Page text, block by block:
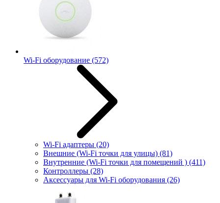
Wi-Fi оборудование (572)
Wi-Fi адаптеры (20)
Внешние (Wi-Fi точки для улицы) (81)
Внутренние (Wi-Fi точки для помещений ) (411)
Контроллеры (28)
Аксессуары для Wi-Fi оборудования (26)